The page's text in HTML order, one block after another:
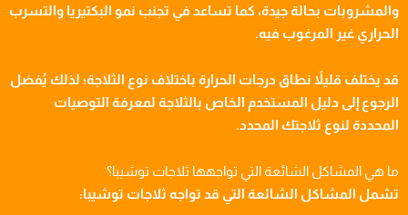
والمشروبات بحالة جيدة، كما تساعد في تجنب نمو البكتيريا والتسرب
الحراري غير المرغوب فيه.
قد يختلف قليلاً نطاق درجات الحرارة باختلاف نوع الثلاجة؛ لذلك يُفضل
الرجوع إلى دليل المستخدم الخاص بالثلاجة لمعرفة التوصيات
المحددة لنوع ثلاجتك المحدد.
ما هي المشاكل الشائعة التي تواجهها ثلاجات توشيبا؟
تشمل المشاكل الشائعة التي قد تواجه ثلاجات توشيبا: